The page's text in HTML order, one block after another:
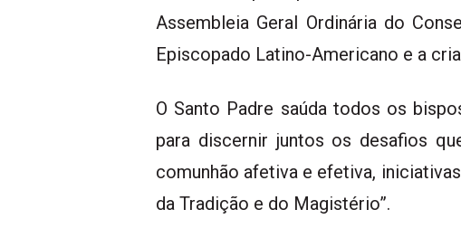
Assembleia Geral Ordinária do
Episcopado Latino-Americano e a
O Santo Padre saúda todos os
para discernir juntos os desafios
comunhão afetiva e efetiva,
da Tradição e do Magistério”.